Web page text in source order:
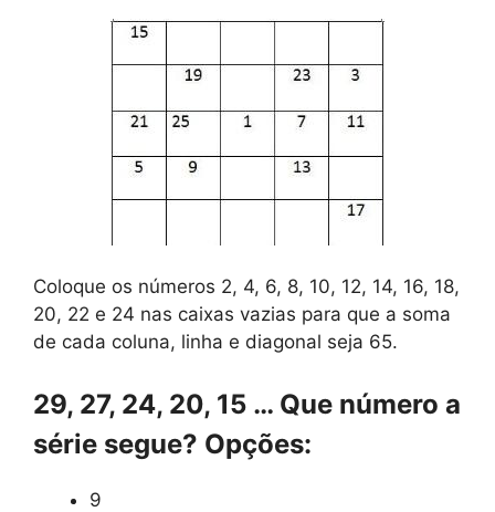
Coloque os números 2, 4, 6, 8, 10, 12, 14, 16, 18,
20, 22 e 24 nas caixas vazias para que a soma
de cada coluna, linha e diagonal seja 65.
29, 27, 24, 20, 15 … Que número a
série segue? Opções:
9